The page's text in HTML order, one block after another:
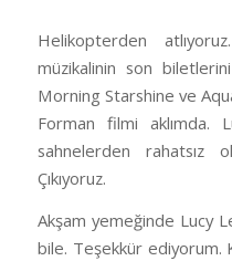
Helikopterden
müzikalinin son
Morning Starshine ve
Forman filmi aklımda.
sahnelerden rahatsız
Çıkıyoruz.
Akşam yemeğinde Lucy
bile. Teşekkür ediyorum.